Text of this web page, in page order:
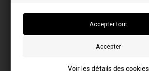
Voir les détails des cookies